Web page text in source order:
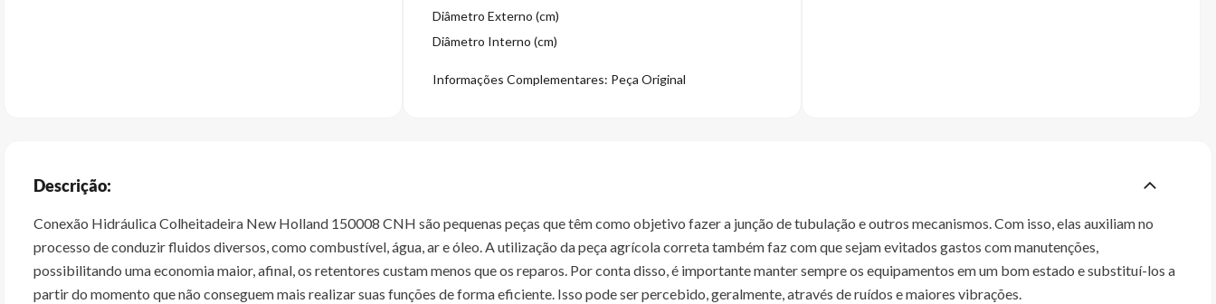
Diâmetro Externo (cm)
Diâmetro Interno (cm)
Informações Complementares: Peça Original
Descrição:
Conexão Hidráulica Colheitadeira New Holland 150008 CNH são pequenas peças que têm como objetivo fazer a junção de tubulação e outros mecanismos. Com isso, elas auxiliam no
processo de conduzir fluidos diversos, como combustível, água, ar e óleo. A utilização da peça agrícola correta também faz com que sejam evitados gastos com manutenções,
possibilitando uma economia maior, afinal, os retentores custam menos que os reparos. Por conta disso, é importante manter sempre os equipamentos em um bom estado e substituí-los a
partir do momento que não conseguem mais realizar suas funções de forma eficiente. Isso pode ser percebido, geralmente, através de ruídos e maiores vibrações.